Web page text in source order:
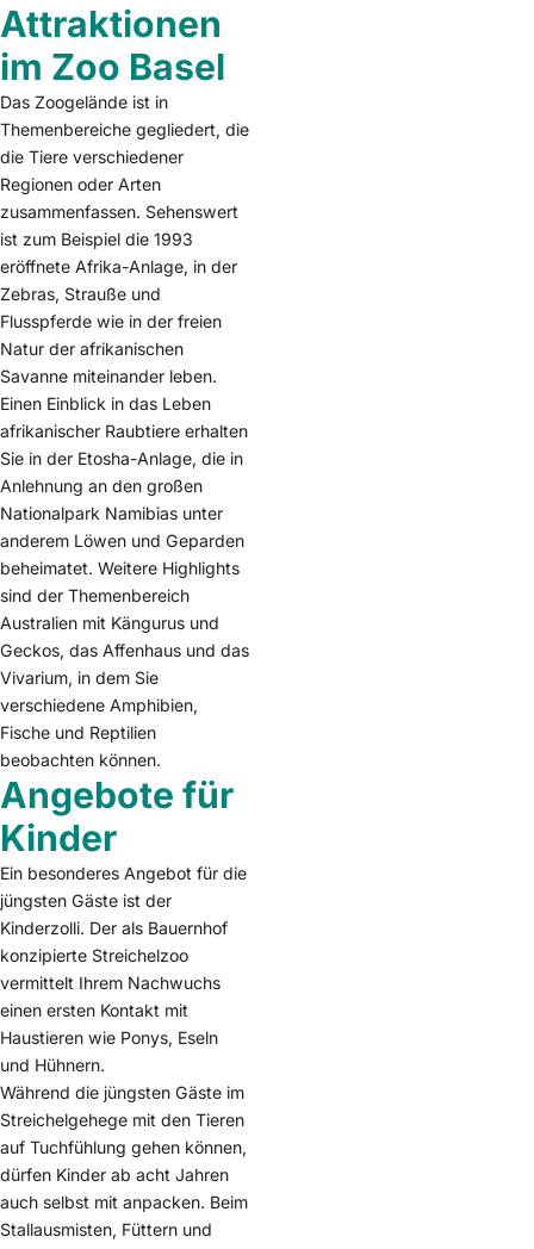
Attraktionen
im Zoo Basel
Das Zoogelände ist in
Themenbereiche gegliedert, die
die Tiere verschiedener
Regionen oder Arten
zusammenfassen. Sehenswert
ist zum Beispiel die 1993
eröffnete Afrika-Anlage, in der
Zebras, Strauße und
Flusspferde wie in der freien
Natur der afrikanischen
Savanne miteinander leben.
Einen Einblick in das Leben
afrikanischer Raubtiere erhalten
Sie in der Etosha-Anlage, die in
Anlehnung an den großen
Nationalpark Namibias unter
anderem Löwen und Geparden
beheimatet. Weitere Highlights
sind der Themenbereich
Australien mit Kängurus und
Geckos, das Affenhaus und das
Vivarium, in dem Sie
verschiedene Amphibien,
Fische und Reptilien
beobachten können.
Angebote für
Kinder
Ein besonderes Angebot für die
jüngsten Gäste ist der
Kinderzolli. Der als Bauernhof
konzipierte Streichelzoo
vermittelt Ihrem Nachwuchs
einen ersten Kontakt mit
Haustieren wie Ponys, Eseln
und Hühnern.
Während die jüngsten Gäste im
Streichelgehege mit den Tieren
auf Tuchfühlung gehen können,
dürfen Kinder ab acht Jahren
auch selbst mit anpacken. Beim
Stallausmisten, Füttern und